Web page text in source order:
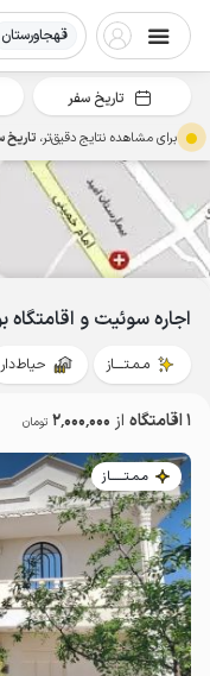
قهجاورستان
اجاره سوئیت و
مـمـتــــاز حیاط‌دار
1 اقامتگاه از 2٬000٬000 تومان
مـمـتــــــاز
تاریخ سفر
برای مشاهده نتایج دقیق‌تر، تاریخ